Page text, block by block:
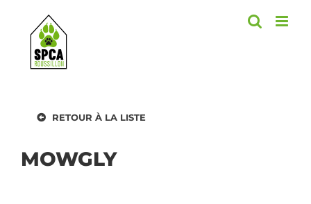
content
RETOUR À LA LISTE
MOWGLY